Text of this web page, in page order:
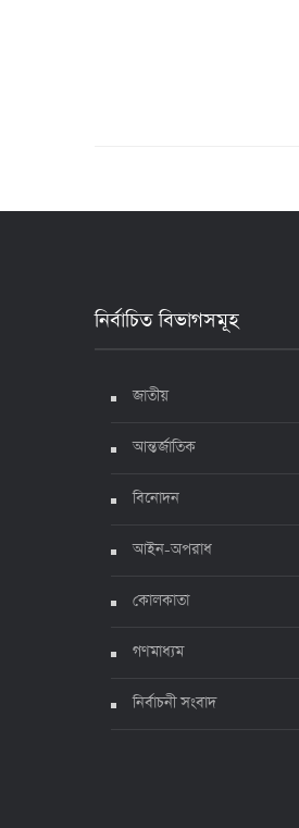
নির্বাচিত বিভাগসমূহ
জাতীয়
আন্তর্জাতিক
বিনোদন
আইন-অপরাধ
কোলকাতা
গণমাধ্যম
নির্বাচনী সংবাদ